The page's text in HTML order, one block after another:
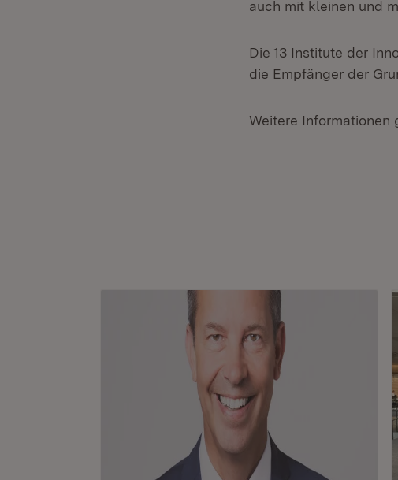
auch mit kleinen und
Die 13 Institute der
die Empfänger der
Weitere